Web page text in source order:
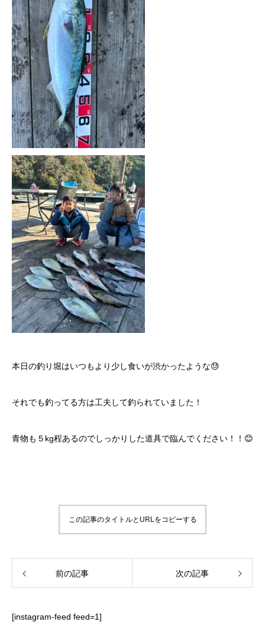
本日の釣り堀はいつもより少し食いが渋かったような😓
それでも釣ってる方は工夫して釣られていました！
青物も５kg程あるのでしっかりした道具で臨んでください！！😊
この記事のタイトルとURLをコピーする
前の記事 次の記事
[instagram-feed feed=1]